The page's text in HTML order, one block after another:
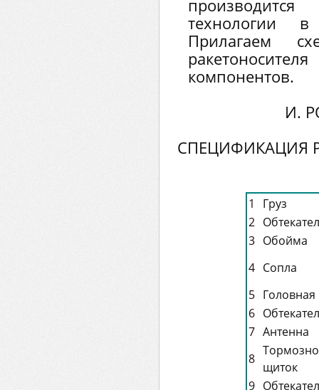
технологии
Прилагаем
компонентов.
И.
СПЕЦИФИКАЦИЯ
1
Груз
2
3 Обойма
4 Сопла
5 Головная
6
7 Антенна
8
щиток
9